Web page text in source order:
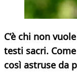
C’è chi non
testi sacri.
così astruse da